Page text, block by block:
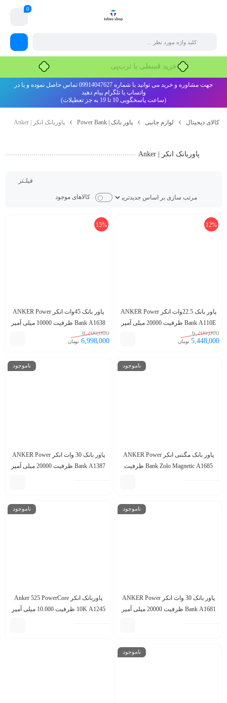
0
جهت مشاوره و خرید می توانید با شماره 09914047627 تماس حاصل نموده و یا در
واتساپ یا تلگرام پیام دهید
(ساعت پاسخگویی 10 تا 19 به جز تعطیلات)
کالای دیجیتال لوازم جانبی پاور بانک | Power Bank پاوربانک انکر | Anker
پاوربانک انکر | Anker
فیلـتر
کالاهای موجود
12%
پاور بانک 22.5وات انکر ANKER Power
Bank A110E ظرفیت 20000 میلی آمپر
ساعت(گارانتی خدمات طلایی ایستا)
6,200,000
5,448,000 تومان
15%
پاور بانک 45وات انکر ANKER Power
Bank A1638 ظرفیت 10000 میلی آمپر
ساعت(گارانتی خدمات طلایی ایستا)
8,200,000
6,998,000 تومان
ناموجود
پاور بانک مگنتی انکر ANKER Power
Bank Zolo Magnetic A1685 ظرفیت
ناموجود
پاور بانک 30 وات انکر ANKER Power
Bank A1387 ظرفیت 20000 میلی آمپر
ناموجود
پاور بانک 30 وات انکر ANKER Power
Bank A1681 ظرفیت 20000 میلی آمپر
ناموجود
پاوربانک انکر Anker 525 PowerCore
10K A1245 ظرفیت 10.000 میلی آمپر
ناموجود